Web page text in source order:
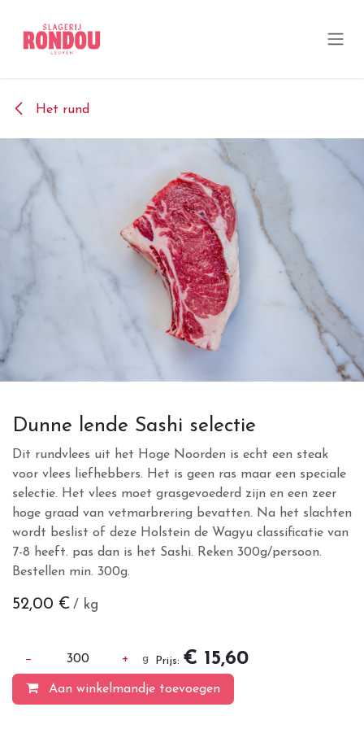
Het rund
Dunne lende Sashi selectie
Dit rundvlees uit het Hoge Noorden is echt een steak
voor vlees liefhebbers. Het is geen ras maar een speciale
selectie. Het vlees moet grasgevoederd zijn en een zeer
hoge graad van vetmarbrering bevatten. Na het slachten
wordt beslist of deze Holstein de Wagyu classificatie van
7-8 heeft. pas dan is het Sashi. Reken 300g/persoon.
Bestellen min. 300g.
52,00 € / kg
Aan winkelmandje toevoegen
− 300 + g Prijs: € 15,60